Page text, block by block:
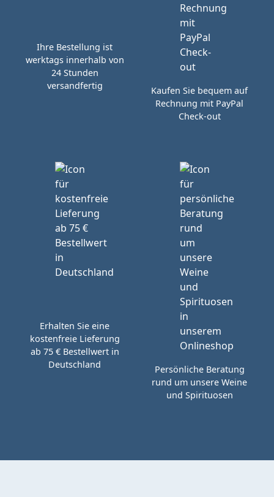
Ihre Bestellung ist
werktags innerhalb von
24 Stunden
versandfertig
Kaufen Sie bequem auf
Rechnung mit PayPal
Check-out
Erhalten Sie eine
kostenfreie Lieferung
ab 75 € Bestellwert in
Deutschland
Persönliche Beratung
rund um unsere Weine
und Spirituosen